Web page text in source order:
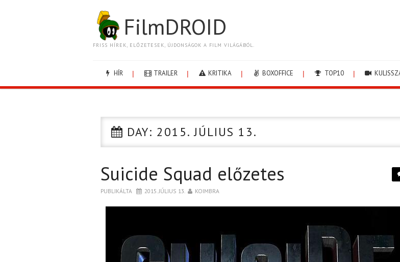
FilmDROID
FRISS HÍREK, ELŐZETESEK, ÚJDONSÁGOK A FILM VILÁGÁBÓL.
HÍR TRAILER KRITIKA BOXOFFICE TOP10
DAY: 2015. JÚLIUS 13.
Suicide Squad előzetes
PUBLIKÁLTA 2015. JÚLIUS 13. KOIMBRA